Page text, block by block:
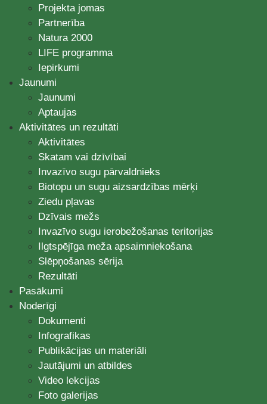
Projekta jomas
Partnerība
Natura 2000
LIFE programma
Iepirkumi
Jaunumi
Jaunumi
Aptaujas
Aktivitātes un rezultāti
Aktivitātes
Skatam vai dzīvībai
Invazīvo sugu pārvaldnieks
Biotopu un sugu aizsardzības mērķi
Ziedu pļavas
Dzīvais mežs
Invazīvo sugu ierobežošanas teritorijas
Ilgtspējīga meža apsaimniekošana
Slēpņošanas sērija
Rezultāti
Pasākumi
Noderīgi
Dokumenti
Infografikas
Publikācijas un materiāli
Jautājumi un atbildes
Video lekcijas
Foto galerijas